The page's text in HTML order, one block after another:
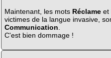
Maintenant, les mots Réclameet
victimes de la langue invasive,
Communication
C'est bien dommage !